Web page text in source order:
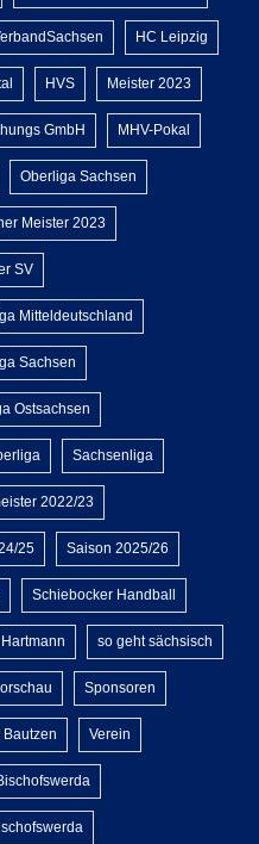
HC Leipzig
HVS Meister 2023
GmbH MHV-Pokal
Oberliga Sachsen
Meister 2023
SV
Mitteldeutschland
Sachsen
Ostsachsen
Sachsenliga
2022/23
25 Saison 2025/26
Schiebocker Handball
so geht sächsisch
Sponsoren
Verein